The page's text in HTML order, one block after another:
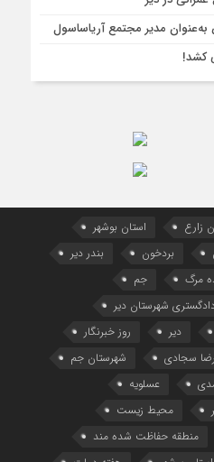
مدیر مجتمع آریاساسول
کشد!
زارع
استان بوشهر
بردخون
بندر دیر
مرگ
جم
شهرستان دیر
دیر
روز خبرنگار
سجادی
شهرستان جم
عسلویه
محیط زیست
منطقه حفاظت شده مند